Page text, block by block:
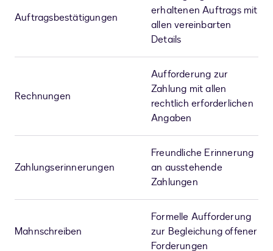
Auftragsbestätigungen
erhaltenen Auftrags mit
allen vereinbarten
Details
Rechnungen
Aufforderung zur
Zahlung mit allen
rechtlich erforderlichen
Angaben
Zahlungserinnerungen
Freundliche Erinnerung
an ausstehende
Zahlungen
Mahnschreiben
Formelle Aufforderung
zur Begleichung offener
Forderungen